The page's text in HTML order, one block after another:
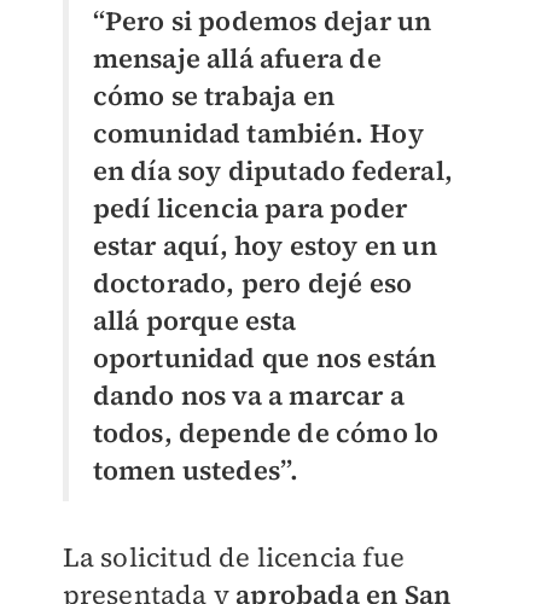
“Pero si podemos dejar un
mensaje allá afuera de
cómo se trabaja en
comunidad también. Hoy
en día soy diputado federal,
pedí licencia para poder
estar aquí, hoy estoy en un
doctorado, pero dejé eso
allá porque esta
oportunidad que nos están
dando nos va a marcar a
todos, depende de cómo lo
tomen ustedes”.
La solicitud de licencia fue
presentada y aprobada en San